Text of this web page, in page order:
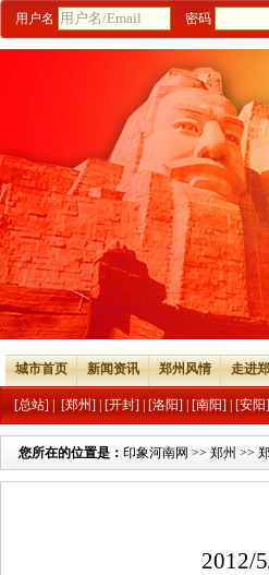
用户名 密码
城市首页 新闻资讯 郑州风情 走进
[总站] [郑州] [开封] [洛阳] [南阳] [安阳]
您所在的位置是： 印象河南网 >> 郑州 >>
2012/